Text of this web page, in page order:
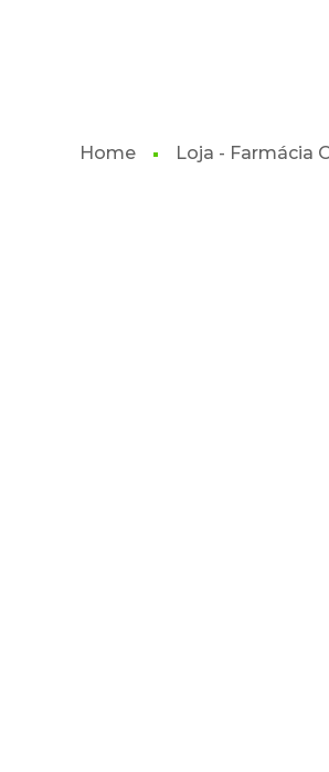
Home Loja - Farmácia